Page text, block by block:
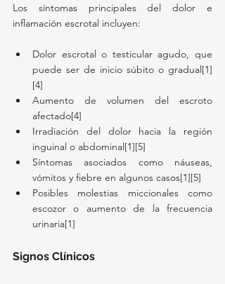
Los síntomas principales del dolor e
inflamación escrotal incluyen:
Dolor escrotal o testicular agudo, que
puede ser de inicio súbito o gradual[1]
[4]
Aumento de volumen del escroto
afectado[4]
Irradiación del dolor hacia la región
inguinal o abdominal[1][5]
Síntomas asociados como náuseas,
vómitos y fiebre en algunos casos[1][5]
Posibles molestias miccionales como
escozor o aumento de la frecuencia
urinaria[1]
Signos Clínicos